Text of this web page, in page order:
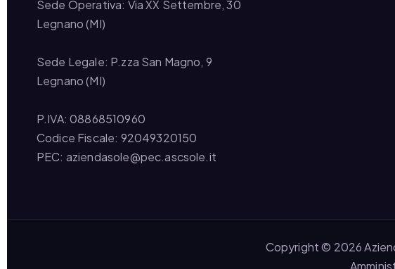
Sede Operativa: Via XX Settembre, 30
Legnano (MI)
Sede Legale: P.zza San Magno, 9
Legnano (MI)
P.IVA: 08868510960
Codice Fiscale: 92049320150
PEC: aziendasole@pec.ascsole.it
Copyright © 2026